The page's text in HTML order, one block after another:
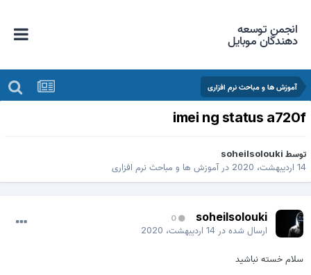
انجمن توسعه
دهندگان موبایل
آموزش ها و مباحث نرم افزاری
imei ng status
soheilsolouki
2020
درآموزش ها و مباحث نرم افزاری
soheilsolouki
0
ارسال شده در14 اردیبهشت، 2020
سلام خسته نباشید